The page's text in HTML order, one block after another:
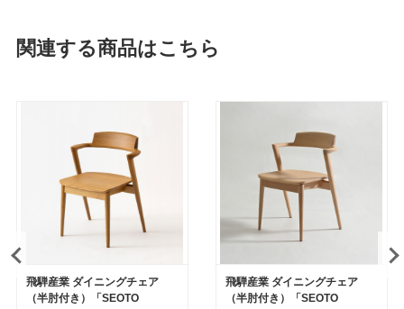
関連する商品はこちら
飛騨産業 ダイニングチェア
（半肘付き）「SEOTO
飛騨産業 ダイニングチェア
（半肘付き）「SEOTO